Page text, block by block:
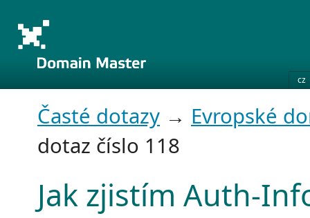
cz
Časté dotazy → Evropské
dotaz číslo 118
Jak zjistím Auth-